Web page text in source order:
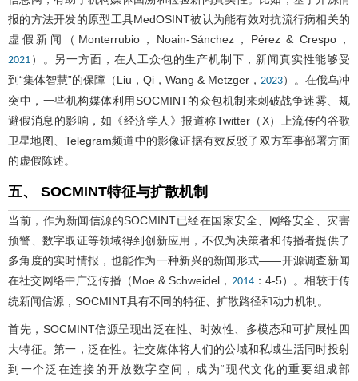
报的方法开发的原型工具MedOSINT被认为能有效对抗流行病相关的
虚假新闻（Monterrubio，Noain-Sánchez，Pérez & Crespo，
2021 ）。另一方面，在人工众包的生产机制下，新闻真实性能够受
到“集体智慧”的保障（Liu，Qi，Wang & Metzger， 2023）。在俄乌冲
突中，一些机构媒体利用SOCMINT的众包机制来刺破战争迷雾、规
避假消息的影响，如《经济学人》报道称Twitter（X）上流传的谷歌
卫星地图、Telegram频道中的影像证据有效反驳了双方军事部署方面
的虚假陈述。
五、 SOCMINT特征与扩散机制
当前，作为新闻信源的SOCMINT已经在国家安全、网络安全、灾害
预警、数字取证等领域得到创新应用，不仅为决策者和传播者提供了
多角度的实时情报，也能作为一种新兴的新闻形式——开源调查新闻
在社交网络中广泛传播（Moe & Schweidel， 2014：4-5）。相较于传
统新闻信源，SOCMINT具有不同的特征、扩散路径和动力机制。
首先，SOCMINT信源呈现出泛在性、时效性、多模态和可扩展性四
大特征。第一，泛在性。社交媒体将人们的公域和私域生活同时投射
到一个泛在连接的开放数字空间，成为“现代文化的重要组成部